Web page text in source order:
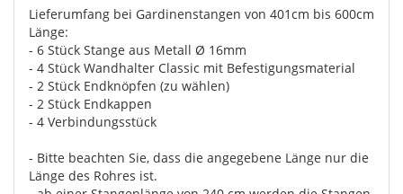
Lieferumfang bei Gardinenstangen von 401cm bis 600cm
Länge:
- 6 Stück Stange aus Metall Ø 16mm
- 4 Stück Wandhalter Classic mit Befestigungsmaterial
- 2 Stück Endknöpfen (zu wählen)
- 2 Stück Endkappen
- 4 Verbindungsstück
- Bitte beachten Sie, dass die angegebene Länge nur die
Länge des Rohres ist.